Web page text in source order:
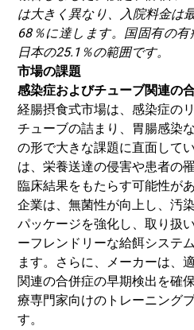
は大きく異なり、入院料金は
68％に達します。国固有の
日本の25.1％の範囲です。
市場の課題
感染症およびチューブ関連の
経腸摂食式市場は、感染症の
チューブの詰まり、胃腸感染
の形で大きな課題に直面して
は、栄養送達の侵害や患者の
臨床結果をもたらす可能性があ
企業は、無菌性が向上し、汚
パッケージを強化し、取り扱
ーフレンドリーな給餌システ
ます。さらに、メーカーは、
関連の合併症の早期検出を確
療専門家向けのトレーニング
す。